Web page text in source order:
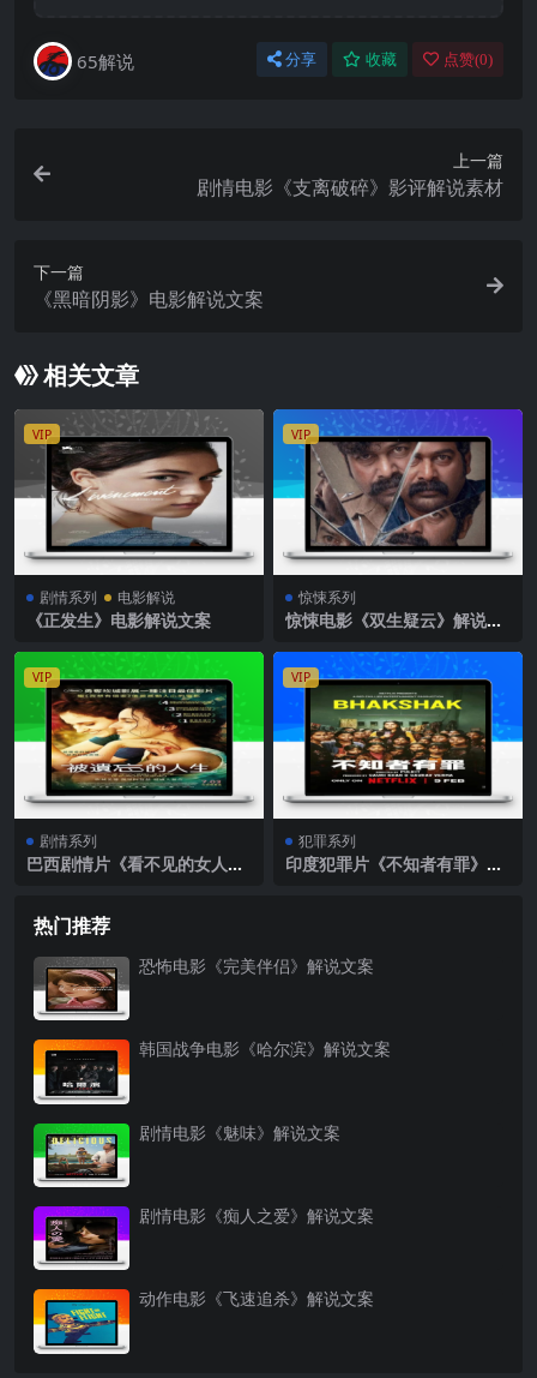
65解说 分享 收藏 点赞(0)
上一篇
剧情电影《支离破碎》影评解说素材
下一篇
《黑暗阴影》电影解说文案
相关文章
VIP
剧情系列 电影解说
《正发生》电影解说文案
VIP
惊悚系列
惊悚电影《双生疑云》解说文
VIP
剧情系列
巴西剧情片《看不见的女人》
VIP
犯罪系列
印度犯罪片《不知者有罪》解
热门推荐
恐怖电影《完美伴侣》解说文案
韩国战争电影《哈尔滨》解说文案
剧情电影《魅味》解说文案
剧情电影《痴人之爱》解说文案
动作电影《飞速追杀》解说文案